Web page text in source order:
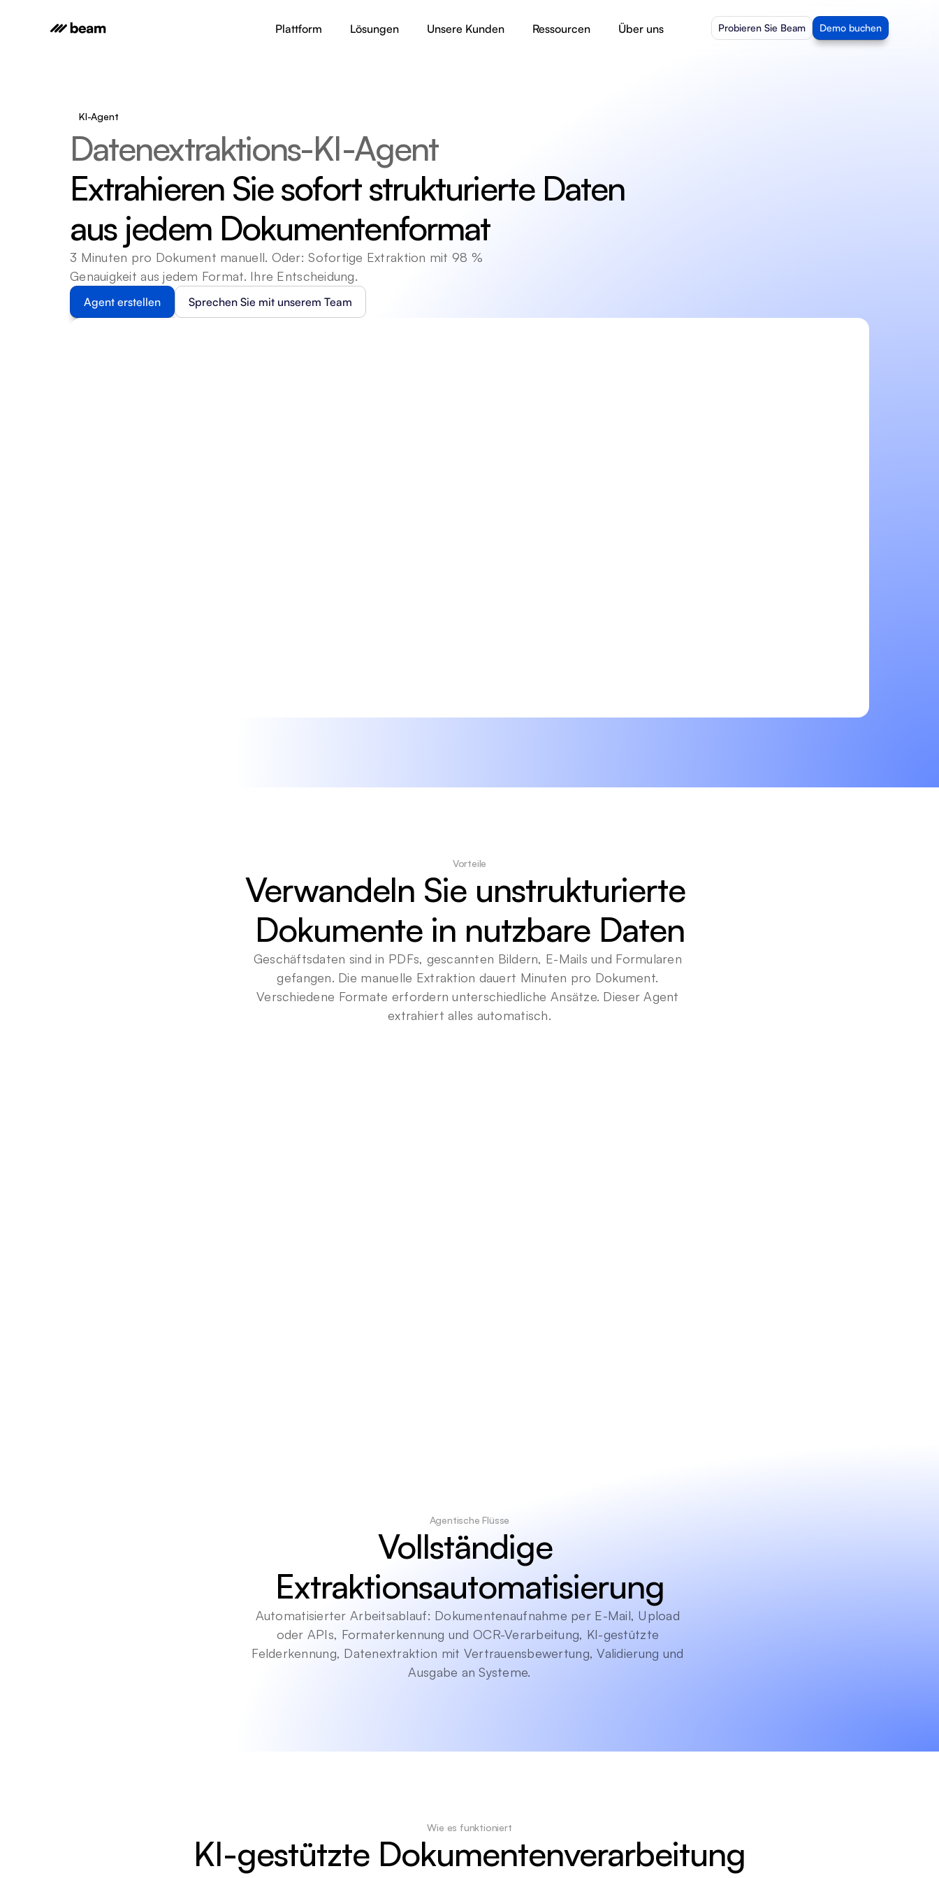
Plattform Lösungen Unsere Kunden Ressourcen Über uns Probieren Sie Beam Demo buchen
KI-Agent
Datenextraktions-KI-Agent
Extrahieren Sie sofort strukturierte Daten
aus jedem Dokumentenformat
3 Minuten pro Dokument manuell. Oder: Sofortige Extraktion mit 98 %
Genauigkeit aus jedem Format. Ihre Entscheidung.
Agent erstellen Sprechen Sie mit unserem Team
Vorteile
Verwandeln Sie unstrukturierte
Dokumente in nutzbare Daten
Geschäftsdaten sind in PDFs, gescannten Bildern, E-Mails und Formularen
gefangen. Die manuelle Extraktion dauert Minuten pro Dokument.
Verschiedene Formate erfordern unterschiedliche Ansätze. Dieser Agent
extrahiert alles automatisch.
Agentische Flüsse
Vollständige
Extraktionsautomatisierung
Automatisierter Arbeitsablauf: Dokumentenaufnahme per E-Mail, Upload
oder APIs, Formaterkennung und OCR-Verarbeitung, KI-gestützte
Felderkennung, Datenextraktion mit Vertrauensbewertung, Validierung und
Ausgabe an Systeme.
Wie es funktioniert
KI-gestützte Dokumentenverarbeitung